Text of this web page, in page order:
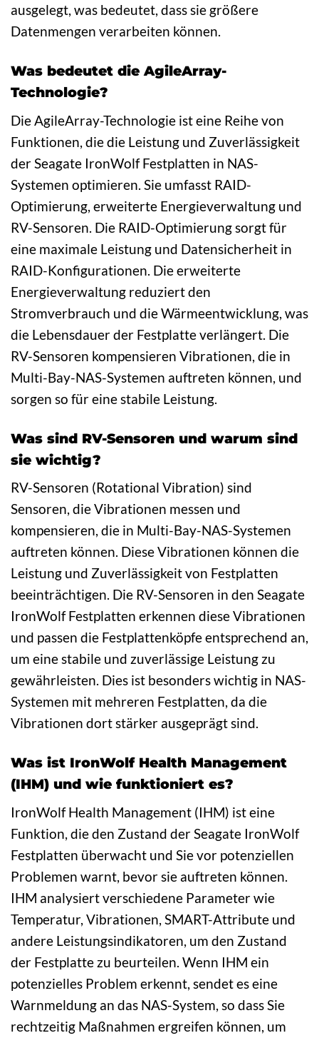
ausgelegt, was bedeutet, dass sie größere
Datenmengen verarbeiten können.
Was bedeutet die AgileArray-
Technologie?
Die AgileArray-Technologie ist eine Reihe von
Funktionen, die die Leistung und Zuverlässigkeit
der Seagate IronWolf Festplatten in NAS-
Systemen optimieren. Sie umfasst RAID-
Optimierung, erweiterte Energieverwaltung und
RV-Sensoren. Die RAID-Optimierung sorgt für
eine maximale Leistung und Datensicherheit in
RAID-Konfigurationen. Die erweiterte
Energieverwaltung reduziert den
Stromverbrauch und die Wärmeentwicklung, was
die Lebensdauer der Festplatte verlängert. Die
RV-Sensoren kompensieren Vibrationen, die in
Multi-Bay-NAS-Systemen auftreten können, und
sorgen so für eine stabile Leistung.
Was sind RV-Sensoren und warum sind
sie wichtig?
RV-Sensoren (Rotational Vibration) sind
Sensoren, die Vibrationen messen und
kompensieren, die in Multi-Bay-NAS-Systemen
auftreten können. Diese Vibrationen können die
Leistung und Zuverlässigkeit von Festplatten
beeinträchtigen. Die RV-Sensoren in den Seagate
IronWolf Festplatten erkennen diese Vibrationen
und passen die Festplattenköpfe entsprechend an,
um eine stabile und zuverlässige Leistung zu
gewährleisten. Dies ist besonders wichtig in NAS-
Systemen mit mehreren Festplatten, da die
Vibrationen dort stärker ausgeprägt sind.
Was ist IronWolf Health Management
(IHM) und wie funktioniert es?
IronWolf Health Management (IHM) ist eine
Funktion, die den Zustand der Seagate IronWolf
Festplatten überwacht und Sie vor potenziellen
Problemen warnt, bevor sie auftreten können.
IHM analysiert verschiedene Parameter wie
Temperatur, Vibrationen, SMART-Attribute und
andere Leistungsindikatoren, um den Zustand
der Festplatte zu beurteilen. Wenn IHM ein
potenzielles Problem erkennt, sendet es eine
Warnmeldung an das NAS-System, so dass Sie
rechtzeitig Maßnahmen ergreifen können, um